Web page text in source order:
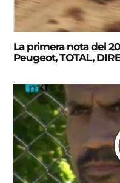
La primera nota del
Peugeot, TOTAL,